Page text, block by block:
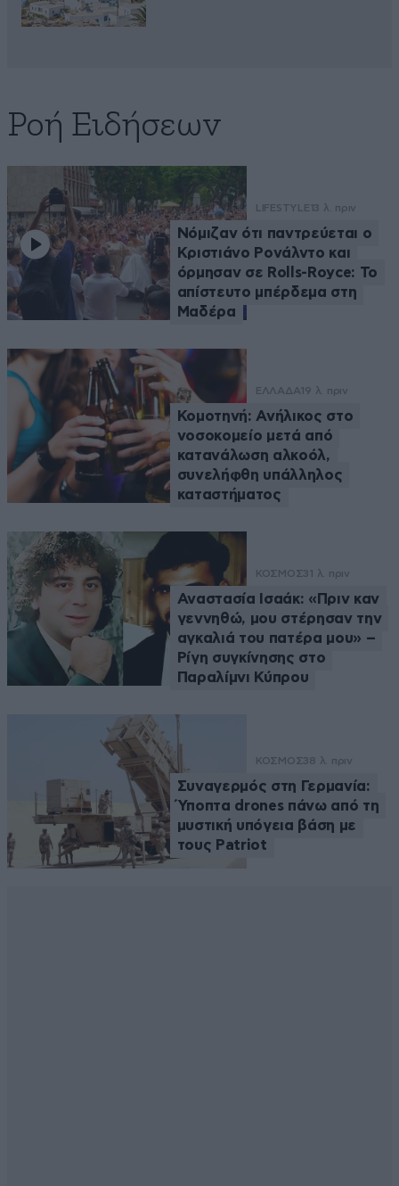
Ροή Ειδήσεων
LIFESTYLE 13 λ. πριν
Νόμιζαν ότι παντρεύεται ο
Κριστιάνο Ρονάλντο και
όρμησαν σε Rolls-Royce: Το
απίστευτο μπέρδεμα στη
Μαδέρα
ΕΛΛΑΔΑ 19 λ. πριν
Κομοτηνή: Ανήλικος στο
νοσοκομείο μετά από
κατανάλωση αλκοόλ,
συνελήφθη υπάλληλος
καταστήματος
ΚΟΣΜΟΣ31 λ. πριν
Αναστασία Ισαάκ: «Πριν καν
γεννηθώ, μου στέρησαν την
αγκαλιά του πατέρα μου» –
Ρίγη συγκίνησης στο
Παραλίμνι Κύπρου
ΚΟΣΜΟΣ38 λ. πριν
Συναγερμός στη Γερμανία:
Ύποπτα drones πάνω από τη
μυστική υπόγεια βάση με
τους Patriot